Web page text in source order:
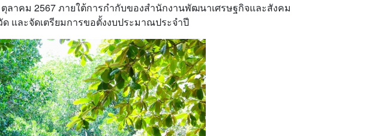
าคม 2567 ภายใต้การกำกับของสำนักงานพัฒนาเศรษฐกิจและสังคม
และจัดเตรียมการขอตั้งงบประมาณประจำปี